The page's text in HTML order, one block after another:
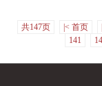
共147页 |< 首页
141